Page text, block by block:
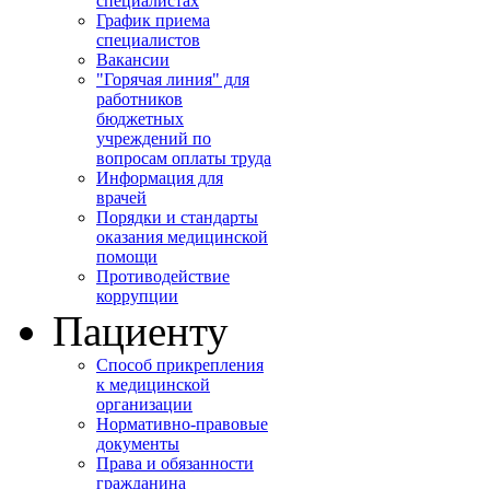
График приема
специалистов
Вакансии
"Горячая линия" для
работников
бюджетных
учреждений по
вопросам оплаты труда
Информация для
врачей
Порядки и стандарты
оказания медицинской
помощи
Противодействие
коррупции
Пациенту
Способ прикрепления
к медицинской
организации
Нормативно-правовые
документы
Права и обязанности
гражданина